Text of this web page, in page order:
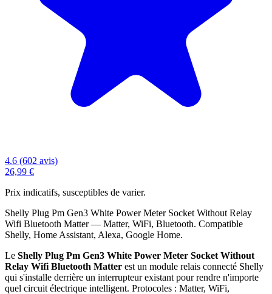
4.6 (602 avis)
26,99 €
Prix indicatifs, susceptibles de varier.
Shelly Plug Pm Gen3 White Power Meter Socket Without Relay
Wifi Bluetooth Matter — Matter, WiFi, Bluetooth. Compatible
Shelly, Home Assistant, Alexa, Google Home.
Le Shelly Plug Pm Gen3 White Power Meter Socket Without
Relay Wifi Bluetooth Matter est un module relais connecté Shelly
qui s'installe derrière un interrupteur existant pour rendre n'importe
quel circuit électrique intelligent. Protocoles : Matter, WiFi,